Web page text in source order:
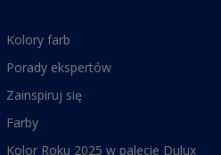
Kolory farb
Porady ekspertów
Zainspiruj się
Farby
Kolor Roku 2025 w palecie Dulux